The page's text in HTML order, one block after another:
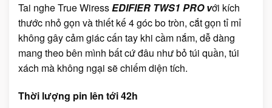
Tai nghe True WiressEDIFIER TWS1 PRO với kích
thước nhỏ gọn và thiết kế 4 góc bo tròn, cắt gọn tỉ mỉ
không gây cảm giác cấn tay khi cầm nắm, dễ dàng
mang theo bên mình bất cứ đâu như bỏ túi quần, túi
xách mà không ngại sẽ chiếm diện tích.
Thời lượng pin lên tới 42h